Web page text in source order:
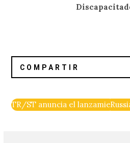
TR/ST anuncia el lanzamiento